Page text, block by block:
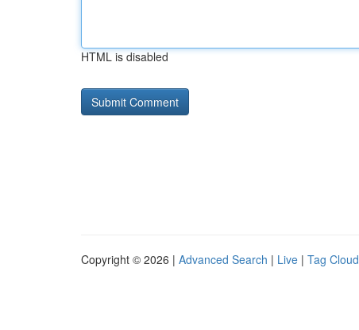
HTML is disabled
Copyright © 2026 | Advanced Search | Live | Tag Cloud